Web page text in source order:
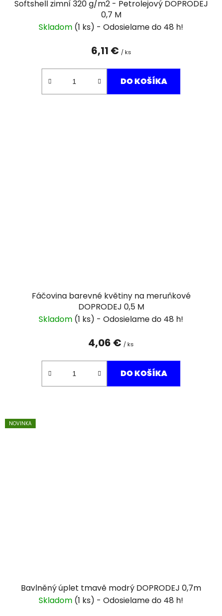
Softshell zimní 320 g/m2 - Petrolejový DOPRODEJ
0,7 M
Skladom (1 ks)
6,11 € / ks
DO KOŠÍKA
Fáčovina barevné květiny na meruňkové
DOPRODEJ 0,5 M
Skladom (1 ks)
4,06 € / ks
DO KOŠÍKA
NOVINKA
Bavlněný úplet tmavě modrý DOPRODEJ 0,7m
Skladom (1 ks)